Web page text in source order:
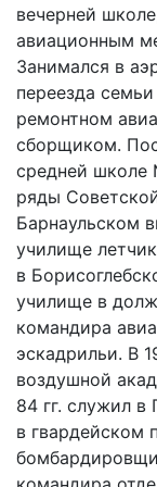
вечерней
авиационным
Занимался в
переезда
ремонтном
сборщиком.
средней школе
ряды
Барнаульском
училище
в
училище в
командира
эскадрильи. В
воздушной
84 гг. служил в
в гвардейском